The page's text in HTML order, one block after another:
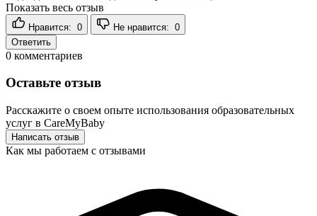
Показать весь отзыв
Нравится: 0 Не нравится: 0
Ответить
0 комментариев
Оставьте отзыв
Расскажите о своем опыте использования образовательных
услуг в CareMyBaby
Написать отзыв
Как мы работаем с отзывами